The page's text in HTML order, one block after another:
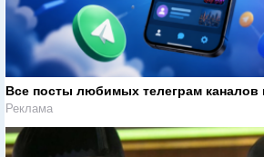
Все посты любимых телеграм каналов
Реклама